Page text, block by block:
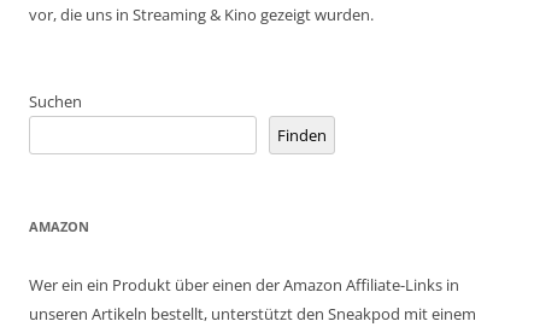
vor, die uns in Streaming & Kino gezeigt wurden.
Suchen
Finden
AMAZON
Wer ein ein Produkt über einen der Amazon Affiliate-Links in
unseren Artikeln bestellt, unterstützt den Sneakpod mit einem